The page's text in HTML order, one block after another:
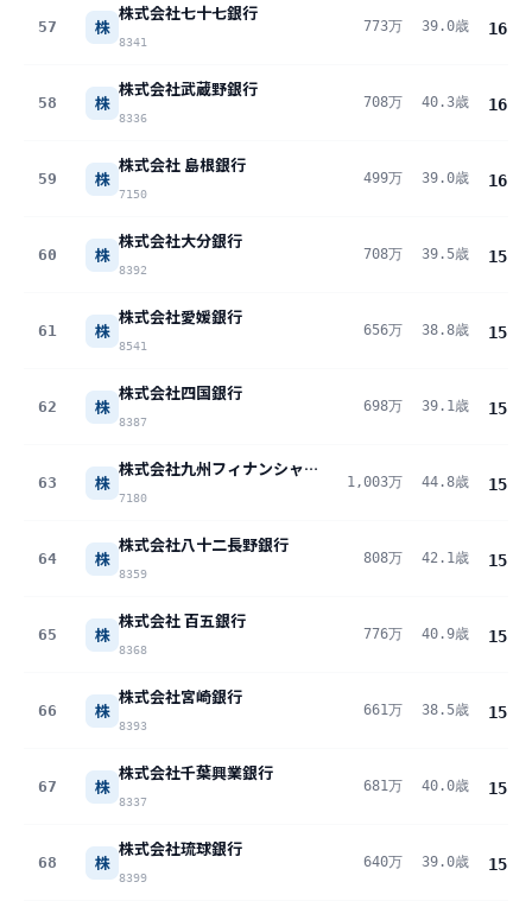
57 株
株式会社七十七銀行
8341
773万 39.0歳 16.0
58 株
株式会社武蔵野銀行
8336
708万 40.3歳 16.0
59 株
株式会社 島根銀行
7150
499万 39.0歳 16.0
60 株
株式会社大分銀行
8392
708万 39.5歳 15.9
61 株
株式会社愛媛銀行
8541
656万 38.8歳 15.8
62 株
株式会社四国銀行
8387
698万 39.1歳 15.8
63 株
株式会社九州フィナンシャルグループ
7180
1,003万 44.8歳 15.8
64 株
株式会社八十二長野銀行
8359
808万 42.1歳 15.5
65 株
株式会社 百五銀行
8368
776万 40.9歳 15.3
66 株
株式会社宮崎銀行
8393
661万 38.5歳 15.3
67 株
株式会社千葉興業銀行
8337
681万 40.0歳 15.0
68 株
株式会社琉球銀行
8399
640万 39.0歳 15.0